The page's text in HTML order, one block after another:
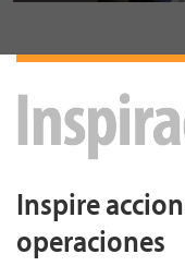
Inspire
operaciones